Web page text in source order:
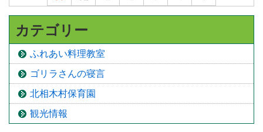
カテゴリー
ふれあい料理教室
ゴリラさんの寝言
北相木村保育園
観光情報